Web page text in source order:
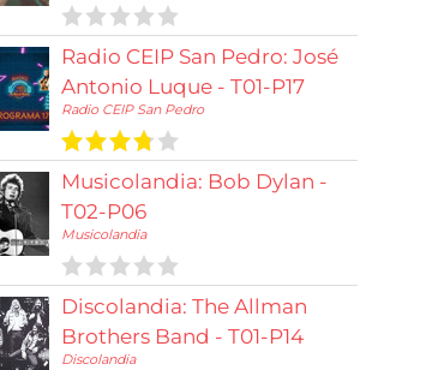
Radio CEIP San Pedro: José
Antonio Luque - T01-P17
Radio CEIP San Pedro
Musicolandia: Bob Dylan -
T02-P06
Musicolandia
Discolandia: The Allman
Brothers Band - T01-P14
Discolandia